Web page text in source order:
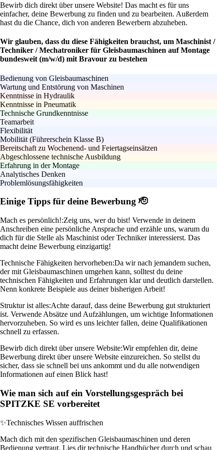
Bewirb dich direkt über unsere Website! Das macht es für uns
einfacher, deine Bewerbung zu finden und zu bearbeiten. Außerdem
hast du die Chance, dich von anderen Bewerbern abzuheben.
Wir glauben, dass du diese Fähigkeiten brauchst, um Maschinist /
Techniker / Mechatroniker für Gleisbaumaschinen auf Montage
bundesweit (m/w/d) mit Bravour zu bestehen
Bedienung von Gleisbaumaschinen
Wartung und Entstörung von Maschinen
Kenntnisse in Hydraulik
Kenntnisse in Pneumatik
Technische Grundkenntnisse
Teamarbeit
Flexibilität
Mobilität (Führerschein Klasse B)
Bereitschaft zu Wochenend- und Feiertagseinsätzen
Abgeschlossene technische Ausbildung
Erfahrung in der Montage
Analytisches Denken
Problemlösungsfähigkeiten
Einige Tipps für deine Bewerbung 🫡
Mach es persönlich!:Zeig uns, wer du bist! Verwende in deinem
Anschreiben eine persönliche Ansprache und erzähle uns, warum du
dich für die Stelle als Maschinist oder Techniker interessierst. Das
macht deine Bewerbung einzigartig!
Technische Fähigkeiten hervorheben:Da wir nach jemandem suchen,
der mit Gleisbaumaschinen umgehen kann, solltest du deine
technischen Fähigkeiten und Erfahrungen klar und deutlich darstellen.
Nenn konkrete Beispiele aus deiner bisherigen Arbeit!
Struktur ist alles:Achte darauf, dass deine Bewerbung gut strukturiert
ist. Verwende Absätze und Aufzählungen, um wichtige Informationen
hervorzuheben. So wird es uns leichter fallen, deine Qualifikationen
schnell zu erfassen.
Bewirb dich direkt über unsere Website:Wir empfehlen dir, deine
Bewerbung direkt über unsere Website einzureichen. So stellst du
sicher, dass sie schnell bei uns ankommt und du alle notwendigen
Informationen auf einen Blick hast!
Wie man sich auf ein Vorstellungsgespräch bei
SPITZKE SE vorbereitet
✨Technisches Wissen auffrischen
Mach dich mit den spezifischen Gleisbaumaschinen und deren
Bedienung vertraut. Lies dir technische Handbücher durch und schau